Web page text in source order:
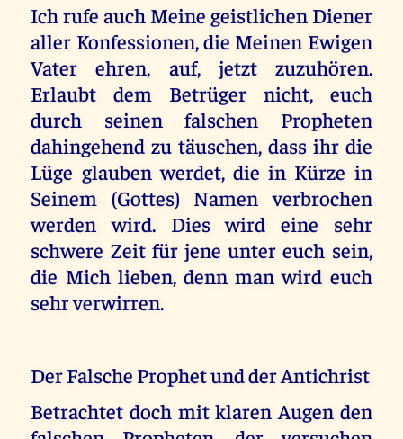
Ich rufe auch Meine geistlichen Diener
aller Konfessionen, die Meinen Ewigen
Vater ehren, auf, jetzt zuzuhören.
Erlaubt dem Betrüger nicht, euch
durch seinen falschen Propheten
dahingehend zu täuschen, dass ihr die
Lüge glauben werdet, die in Kürze in
Seinem (Gottes) Namen verbrochen
werden wird. Dies wird eine sehr
schwere Zeit für jene unter euch sein,
die Mich lieben, denn man wird euch
sehr verwirren.
Der Falsche Prophet und der Antichrist
Betrachtet doch mit klaren Augen den